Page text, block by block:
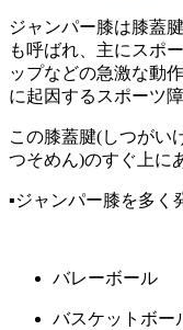
ジャンパー膝は膝蓋
も呼ばれ、主にスポ
ップなどの急激な動
に起因するスポーツ
この膝蓋腱(しつがい
つそめん)のすぐ上に
▪️ジャンパー膝を多く
バレーボール
バスケットボー